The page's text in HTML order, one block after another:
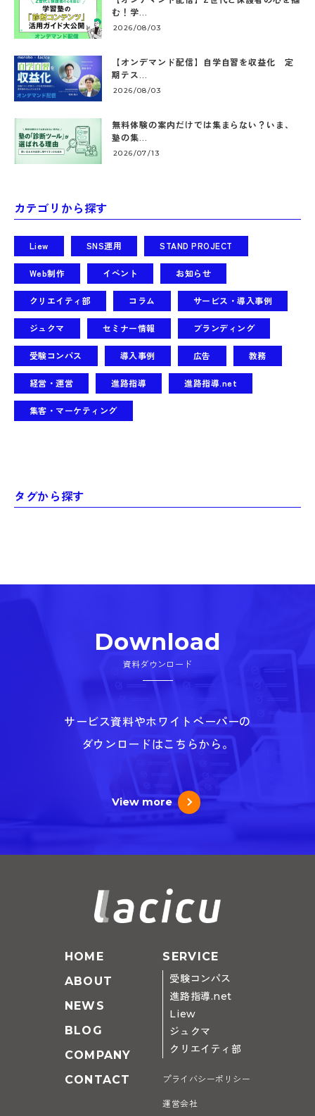
む！学...
2026/08/03
【オンデマンド配信】自学自習を収益化 定
期テス...
2026/08/03
無料体験の案内だけでは集まらない？いま、
塾の集...
2026/07/13
カテゴリから探す
Liew SNS運用 STAND PROJECT
Web制作 イベント お知らせ
クリエイティ部 コラム サービス・導入事例
ジュクマ セミナー情報 ブランディング
受験コンパス 導入事例 広告 教務
経営・運営 進路指導 進路指導.net
集客・マーケティング
タグから探す
Download
資料ダウンロード
サービス資料やホワイトペーパーの
ダウンロードはこちらから。
View more
HOME
ABOUT
NEWS
BLOG
COMPANY
SERVICE
受験コンパス
進路指導.net
Liew
ジュクマ
クリエイティ部
CONTACT プライバシーポリシー
運営会社